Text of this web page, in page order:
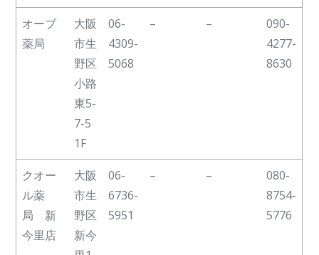
オーブ
薬局
大阪
市生
野区
小路
東5-
7-5
1F
06-
4309-
5068
– –
090-
4277-
8630
クオー
ル薬
局 新
今里店
大阪
市生
野区
新今
06-
6736-
5951
– –
080-
8754-
5776